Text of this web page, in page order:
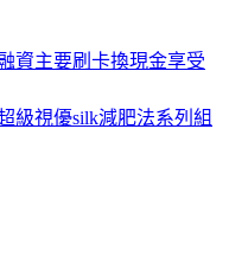
資主要刷卡換現金享受
級視優silk減肥法系列組